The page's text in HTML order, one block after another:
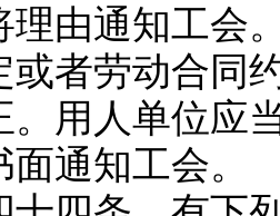
理由通知工会
或者劳动合同
。用人单位应
通知工会。